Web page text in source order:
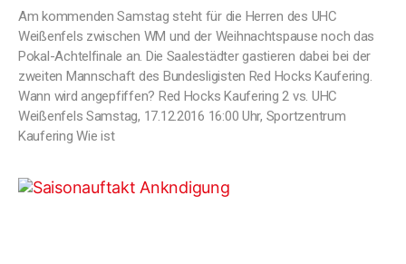
Am kommenden Samstag steht für die Herren des UHC
Weißenfels zwischen WM und der Weihnachtspause noch das
Pokal-Achtelfinale an. Die Saalestädter gastieren dabei bei der
zweiten Mannschaft des Bundesligisten Red Hocks Kaufering.
Wann wird angepfiffen? Red Hocks Kaufering 2 vs. UHC
Weißenfels Samstag, 17.12.2016 16:00 Uhr, Sportzentrum
Kaufering Wie ist